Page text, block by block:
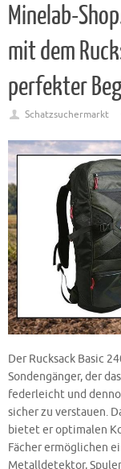
Minelab-
mit dem
perfekter
Schatzsuchermarkt
Der Rucksack Basic
Sondengänger, der
federleicht und
sicher zu verstauen.
bietet er optimalen
Fächer ermöglichen
Metalldetektor,